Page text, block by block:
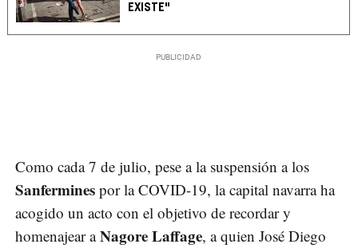
EXISTE"
Como cada 7 de julio, pese a la suspensión a los
Sanfermines por la COVID-19, la capital navarra ha
acogido un acto con el objetivo de recordar y
homenajear aNagore Laffage, a quien José Diego